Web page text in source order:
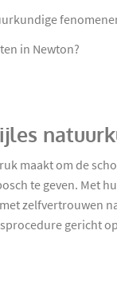
in Newton?
maakt om de
te geven. Met
zelfvertrouwen
gericht